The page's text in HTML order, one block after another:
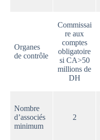
Organes
de contrôle
Commissai
re aux
comptes
obligatoire
si CA>50
millions de
DH
Nombre
d’associés
minimum
2